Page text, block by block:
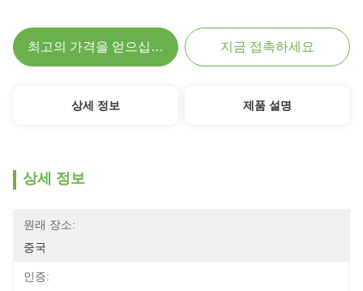
최고의 가격을 얻으십시오 지금 접촉하세요
상세 정보 제품 설명
상세 정보
원래 장소:
중국
인증: